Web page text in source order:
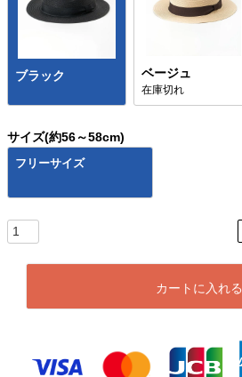
ブラック ベージュ
在庫切れ
サイズ(約56～58cm)
フリーサイズ
カートに入れる